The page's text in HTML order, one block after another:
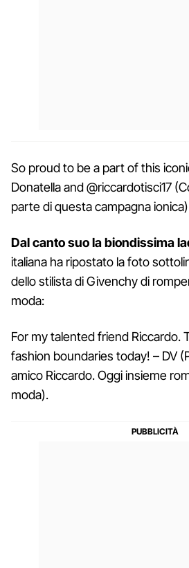
So proud to be a part of this
Donatella and @riccardotisci17
parte di questa campagna ionica)
Dal canto suo la biondissima
italiana ha ripostato la foto
dello stilista di Givenchy di
moda:
For my talented friend Riccardo.
fashion boundaries today! – DV
amico Riccardo. Oggi insieme
moda).